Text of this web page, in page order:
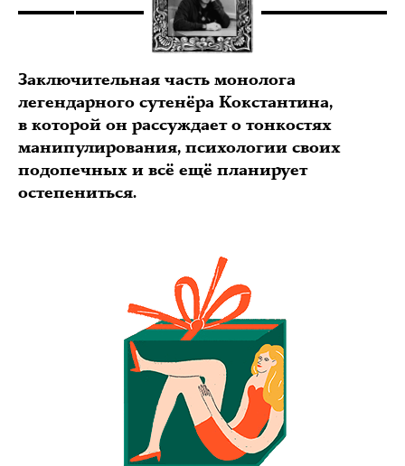
Заключительная часть монолога
легендарного сутенёра Кокстантина,
в которой он рассуждает о тонкостях
манипулирования, психологии своих
подопечных и всё ещё планирует
остепениться.